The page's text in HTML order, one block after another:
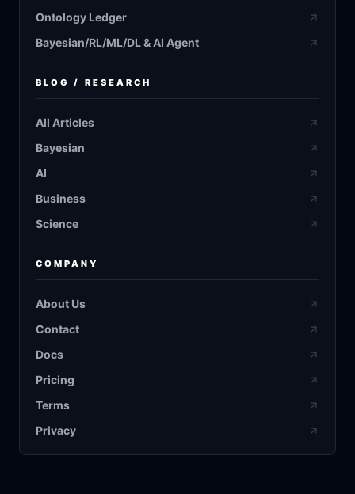
Ontology Ledger
Bayesian/RL/ML/DL & AI Agent
BLOG / RESEARCH
All Articles
Bayesian
AI
Business
Science
COMPANY
About Us
Contact
Docs
Pricing
Terms
Privacy